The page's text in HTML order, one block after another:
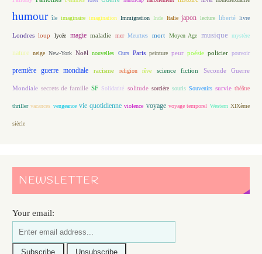
humour île imaginaire imagination Immigration Inde Italie japon lecture liberté livre
Londres loup lycée magie maladie mer Meurtres mort Moyen Age musique mystère
nature neige New-York Noël nouvelles Ours Paris peinture peur poésie policier pouvoir
première guerre mondiale racisme religion rêve science fiction Seconde Guerre
Mondiale secrets de famille SF Solidarité solitude sorcière souris Souvenirs survie théâtre
thriller vacances vengeance vie quotidienne violence voyage voyage temporel Western XIXème
siècle
NEWSLETTER
Your email: